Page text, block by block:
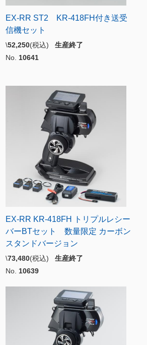
EX-RR ST2 KR-418FH付き送受
信機セット
\52,250(税込) 生産終了
No. 10641
EX-RR KR-418FH トリプルレシー
バーBTセット 数量限定 カーボン
スタンドバージョン
\73,480(税込) 生産終了
No. 10639